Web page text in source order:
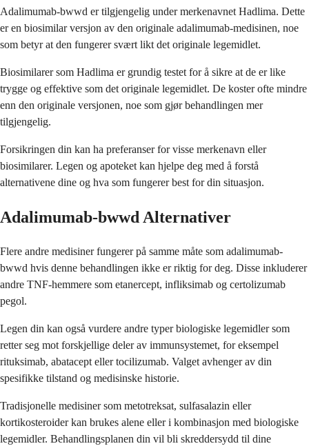
Adalimumab-bwwd er tilgjengelig under merkenavnet Hadlima. Dette
er en biosimilar versjon av den originale adalimumab-medisinen, noe
som betyr at den fungerer svært likt det originale legemidlet.
Biosimilarer som Hadlima er grundig testet for å sikre at de er like
trygge og effektive som det originale legemidlet. De koster ofte mindre
enn den originale versjonen, noe som gjør behandlingen mer
tilgjengelig.
Forsikringen din kan ha preferanser for visse merkenavn eller
biosimilarer. Legen og apoteket kan hjelpe deg med å forstå
alternativene dine og hva som fungerer best for din situasjon.
Adalimumab-bwwd Alternativer
Flere andre medisiner fungerer på samme måte som adalimumab-
bwwd hvis denne behandlingen ikke er riktig for deg. Disse inkluderer
andre TNF-hemmere som etanercept, infliksimab og certolizumab
pegol.
Legen din kan også vurdere andre typer biologiske legemidler som
retter seg mot forskjellige deler av immunsystemet, for eksempel
rituksimab, abatacept eller tocilizumab. Valget avhenger av din
spesifikke tilstand og medisinske historie.
Tradisjonelle medisiner som metotreksat, sulfasalazin eller
kortikosteroider kan brukes alene eller i kombinasjon med biologiske
legemidler. Behandlingsplanen din vil bli skreddersydd til dine